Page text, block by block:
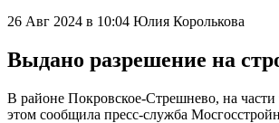
26 Авг 2024 в 10:04 Юлия Королькова
Выдано разрешение на
В районе Покровское-Стрешнево, на
этом сообщила пресс-служба